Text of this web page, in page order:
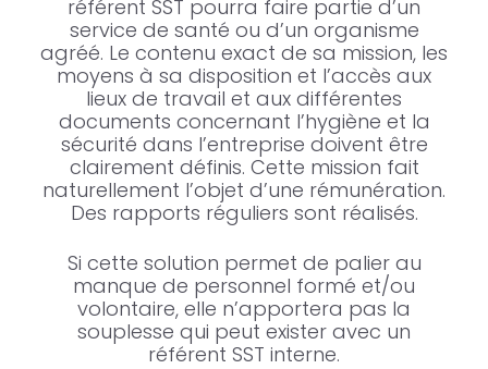
référent SST pourra faire partie d’un
service de santé ou d’un organisme
agréé. Le contenu exact de sa mission, les
moyens à sa disposition et l’accès aux
lieux de travail et aux différentes
documents concernant l’hygiène et la
sécurité dans l’entreprise doivent être
clairement définis. Cette mission fait
naturellement l’objet d’une rémunération.
Des rapports réguliers sont réalisés.
Si cette solution permet de palier au
manque de personnel formé et/ou
volontaire, elle n’apportera pas la
souplesse qui peut exister avec un
référent SST interne.